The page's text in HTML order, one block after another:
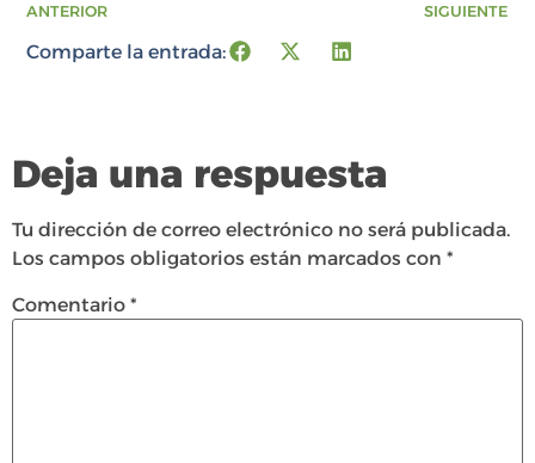
ANTERIOR SIGUIENTE
Comparte la entrada:
Deja una respuesta
Tu dirección de correo electrónico no será publicada.
Los campos obligatorios están marcados con *
Comentario *